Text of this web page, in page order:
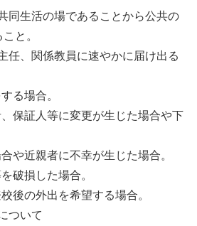
同生活の場であることから公共の
と。
任、関係教員に速やかに届け出る
る場合。
保証人等に変更が生じた場合や下
や近親者に不幸が生じた場合。
破損した場合。
後の外出を希望する場合。
ついて